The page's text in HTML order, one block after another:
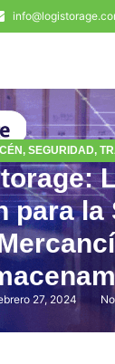
, SEGURIDAD,
para la
27, 2024